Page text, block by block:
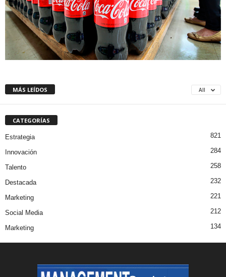
MÁS LEÍDOS All
CATEGORÍAS
Estrategia 821
Innovación 284
Talento 258
Destacada 232
Marketing 221
Social Media 212
Marketing 134